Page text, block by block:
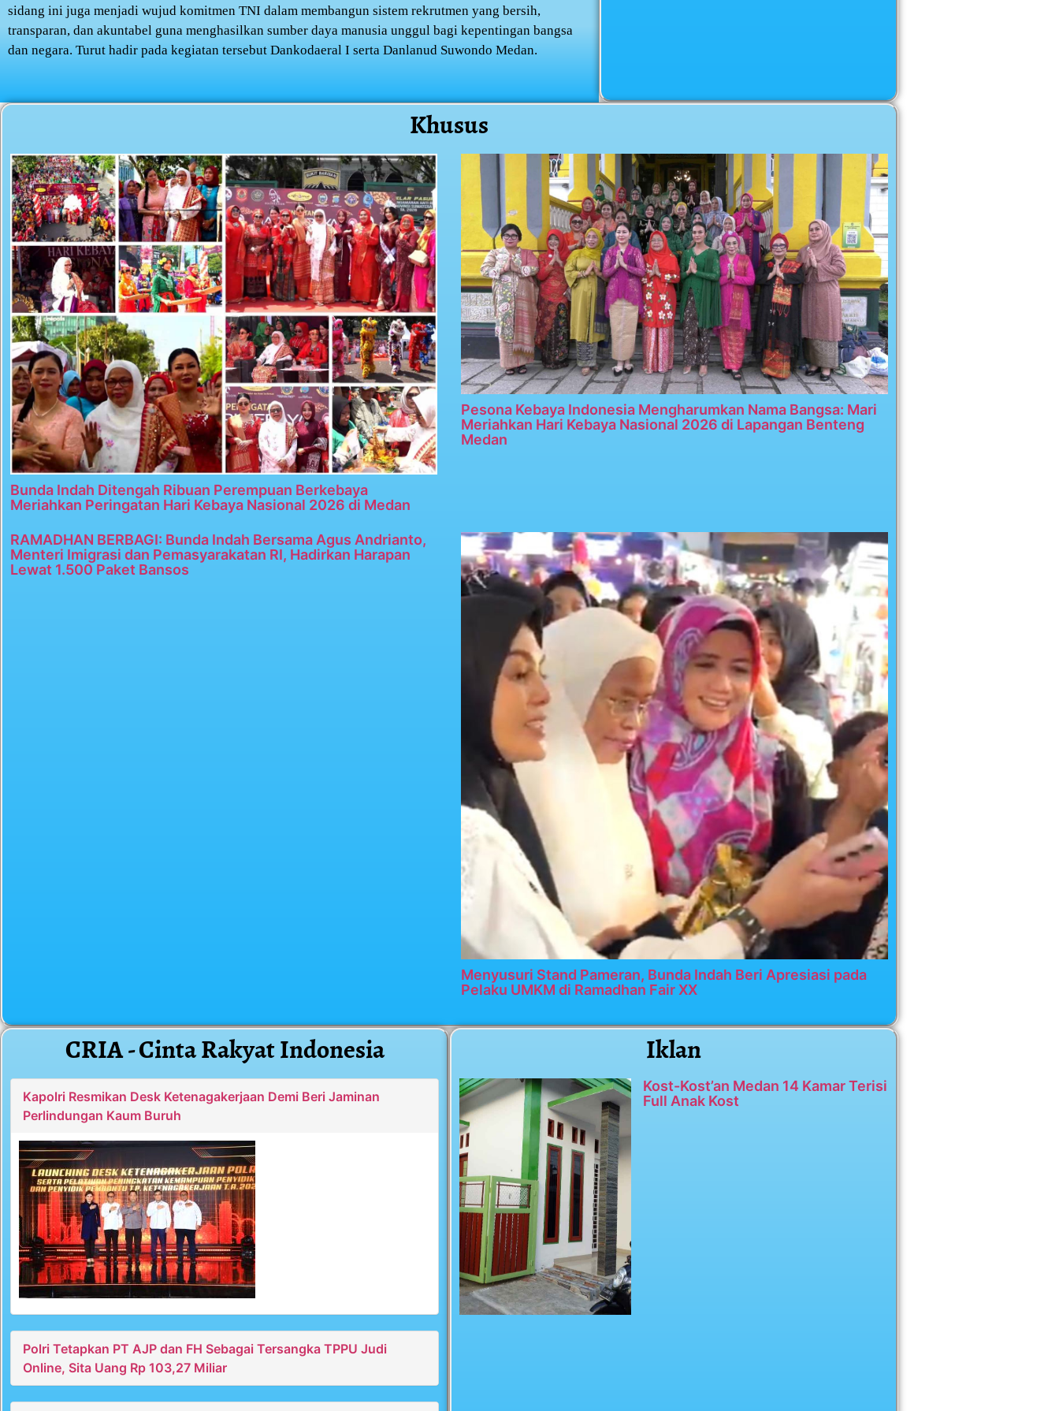
sidang ini juga menjadi wujud komitmen TNI dalam membangun sistem rekrutmen yang bersih,
transparan, dan akuntabel guna menghasilkan sumber daya manusia unggul bagi kepentingan bangsa
dan negara. Turut hadir pada kegiatan tersebut Dankodaeral I serta Danlanud Suwondo Medan.
Khusus
Bunda Indah Ditengah Ribuan Perempuan Berkebaya
Meriahkan Peringatan Hari Kebaya Nasional 2026 di Medan
Pesona Kebaya Indonesia Mengharumkan Nama Bangsa: Mari
Meriahkan Hari Kebaya Nasional 2026 di Lapangan Benteng
Medan
RAMADHAN BERBAGI: Bunda Indah Bersama Agus Andrianto,
Menteri Imigrasi dan Pemasyarakatan RI, Hadirkan Harapan
Lewat 1.500 Paket Bansos
Menyusuri Stand Pameran, Bunda Indah Beri Apresiasi pada
Pelaku UMKM di Ramadhan Fair XX
CRIA - Cinta Rakyat Indonesia
Kapolri Resmikan Desk Ketenagakerjaan Demi Beri Jaminan
Perlindungan Kaum Buruh
Polri Tetapkan PT AJP dan FH Sebagai Tersangka TPPU Judi
Online, Sita Uang Rp 103,27 Miliar
Iklan
Kost-Kost’an Medan 14 Kamar Terisi
Full Anak Kost